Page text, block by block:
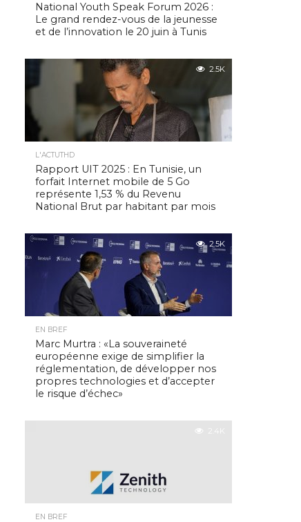
National Youth Speak Forum 2026 :
Le grand rendez-vous de la jeunesse
et de l’innovation le 20 juin à Tunis
2.5K
L'ACTUTHD
Rapport UIT 2025 : En Tunisie, un
forfait Internet mobile de 5 Go
représente 1,53 % du Revenu
National Brut par habitant par mois
2.5K
EN BREF
Marc Murtra : «La souveraineté
européenne exige de simplifier la
réglementation, de développer nos
propres technologies et d’accepter
le risque d’échec»
2.4K
EN BREF